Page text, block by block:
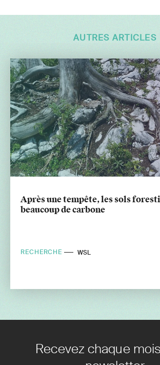
AUTRES ARTICLES
Après une tempête, les sols
beaucoup de carbone
RECHERCHE WSL
Recevez chaque